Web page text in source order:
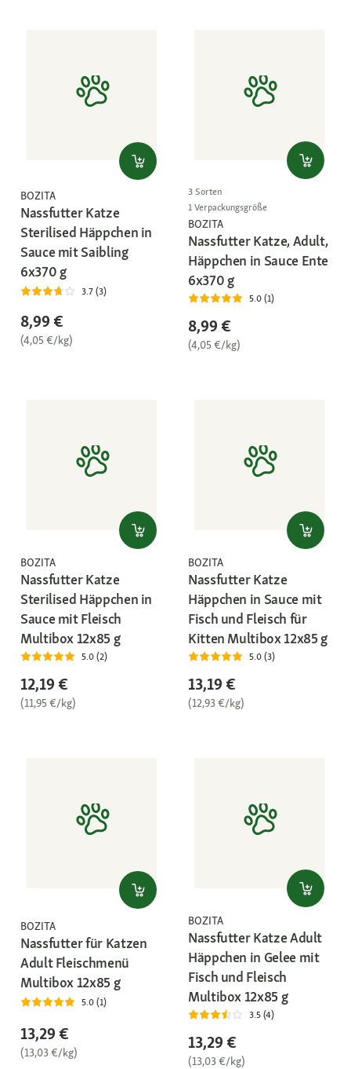
BOZITA
Nassfutter Katze
Sterilised Häppchen in
Sauce mit Saibling
6x370 g
3.7 (3)
8,99 €
(4,05 €/kg)
3 Sorten
1 Verpackungsgröße
BOZITA
Nassfutter Katze, Adult,
Häppchen in Sauce Ente
6x370 g
5.0 (1)
8,99 €
(4,05 €/kg)
BOZITA
Nassfutter Katze
Sterilised Häppchen in
Sauce mit Fleisch
Multibox 12x85 g
5.0 (2)
12,19 €
(11,95 €/kg)
BOZITA
Nassfutter Katze
Häppchen in Sauce mit
Fisch und Fleisch für
Kitten Multibox 12x85 g
5.0 (3)
13,19 €
(12,93 €/kg)
BOZITA
Nassfutter für Katzen
Adult Fleischmenü
Multibox 12x85 g
5.0 (1)
13,29 €
(13,03 €/kg)
BOZITA
Nassfutter Katze Adult
Häppchen in Gelee mit
Fisch und Fleisch
Multibox 12x85 g
3.5 (4)
13,29 €
(13,03 €/kg)